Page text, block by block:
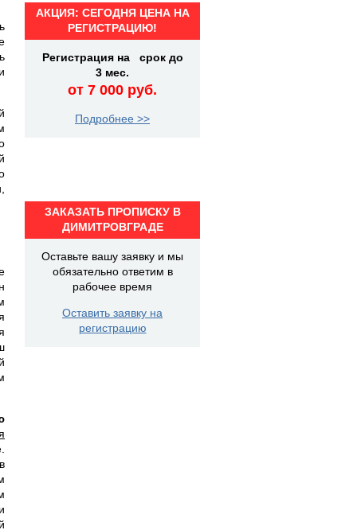
АКЦИЯ: СЕГОДНЯ ЦЕНА НА
РЕГИСТРАЦИЮ!
Регистрация на срок до
3 мес.
от 7 000 руб.
Подробнее >>
ЗАКАЗАТЬ ПРОПИСКУ В
ДИМИТРОВГРАДЕ
Оставьте вашу заявку и мы
обязательно ответим в
рабочее время
Оставить заявку на
регистрацию